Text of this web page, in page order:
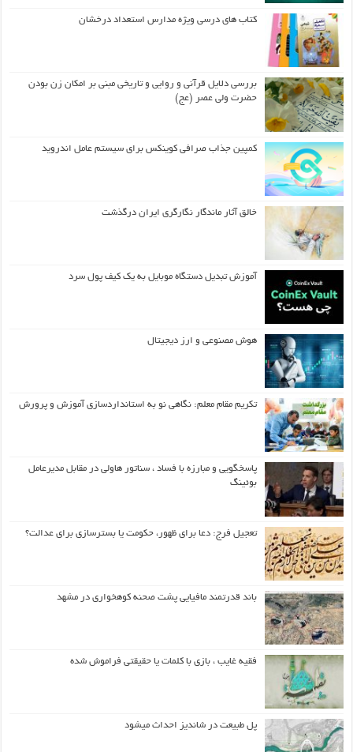
کتاب های درسی ویژه مدارس استعداد درخشان
بررسی دلایل قرآنی و روایی و تاریخی مبنی بر امکان زن بودن
حضرت ولی عصر (عج)
کمپین جذاب صرافی کوینکس برای سیستم عامل اندروید
خالق آثار ماندگار نگارگری ایران درگذشت
آموزش تبدیل دستگاه موبایل به یک کیف‌ پول سرد
هوش مصنوعی و ارز دیجیتال
تکریم مقام معلم: نگاهی نو به استانداردسازی آموزش و پرورش
پاسخگویی و مبارزه با فساد ، سناتور هاولی در مقابل مدیرعامل
بوئینگ
تعجیل فرج: دعا برای ظهور، حکومت یا بسترسازی برای عدالت؟
باند قدرتمند مافیایی پشت صحنه کوهخواری در مشهد
فقیه غایب ، بازی با کلمات یا حقیقتی فراموش شده
پل طبیعت در شاندیز احداث میشود